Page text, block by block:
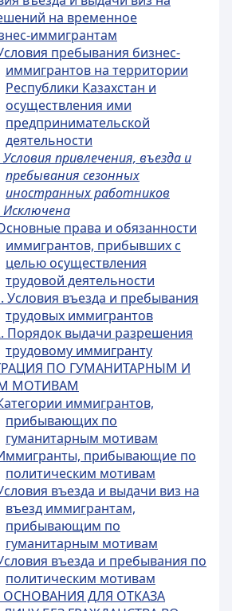
на временное
иммигрантам
пребывания бизнес-
иммигрантов на территории
Республики Казахстан и
осуществления ими
предпринимательской
деятельности
привлечения, въезда и
пребывания сезонных
иностранных работников
права и обязанности
иммигрантов, прибывших с
целью осуществления
трудовой деятельности
Условия въезда и пребывания
трудовых иммигрантов
Порядок выдачи разрешения
трудовому иммигранту
ПО ГУМАНИТАРНЫМ И
МОТИВАМ
иммигрантов,
прибывающих по
гуманитарным мотивам
прибывающие по
политическим мотивам
въезда и выдачи виз на
въезд иммигрантам,
прибывающим по
гуманитарным мотивам
въезда и пребывания по
политическим мотивам
ОСНОВАНИЯ ДЛЯ ОТКАЗА